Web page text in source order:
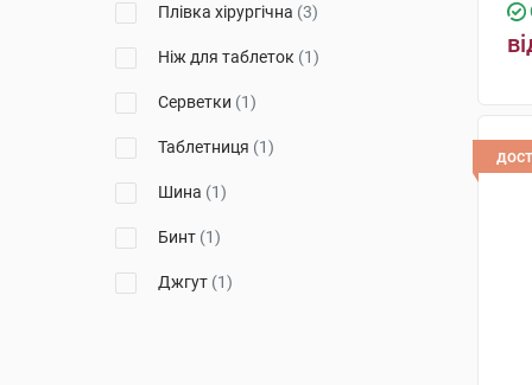
Плівка хірургічна (3)
Ніж для таблеток (1)
Серветки (1)
Таблетниця (1)
Шина (1)
Бинт (1)
Джгут (1)